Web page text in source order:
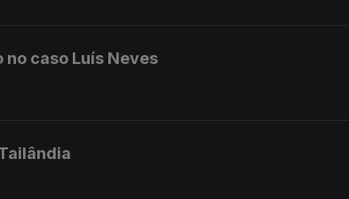
caso Luís Neves